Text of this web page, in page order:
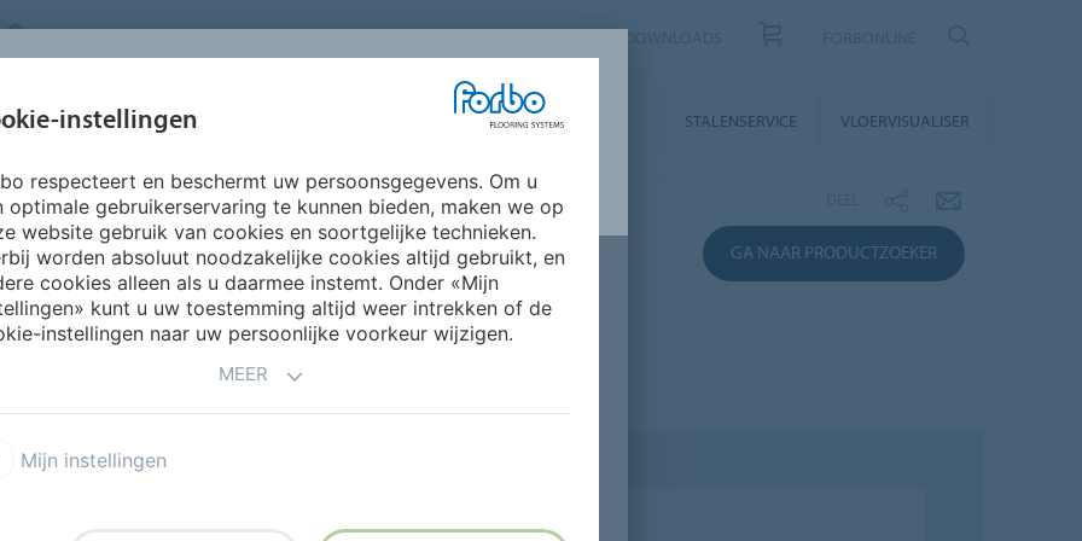
NETHERLANDS
SEGMENTEN
INSPIRATIE &
REFERENTIES
DUURZAAMHEID
INSTALLATIE &
ONDERHOUD
STALENSERVICE VLOERVISUALISER
hoogwaardige vloeren. We leveren
gemak van werken met één leverancier. Onze
van mensen. Hulp nodig bij het vinden van de
GA NAAR PRODUCTZOEKER
instellingen
respecteert en beschermt uw persoonsgegevens. Om u
optimale gebruikerservaring te kunnen bieden, maken we op
website gebruik van cookies en soortgelijke technieken.
worden absoluut noodzakelijke cookies altijd gebruikt, en
cookies alleen als u daarmee instemt. Onder «Mijn
kunt u uw toestemming altijd weer intrekken of de
instellingen naar uw persoonlijke voorkeur wijzigen.
MEER
Mijn instellingen